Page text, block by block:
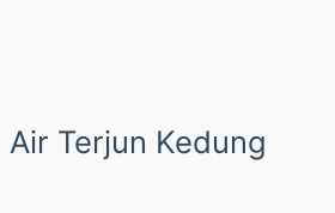
Air Terjun Kedung